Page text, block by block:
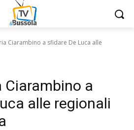
Ciarambino a sfidare De Luca alle
Ciarambino a
alle regionali